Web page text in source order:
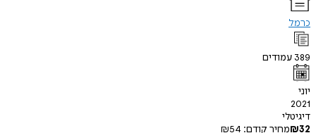
כרמל
389 עמודים
יוני
2021
דיגיטלי
₪32 מחיר קודם: ₪54